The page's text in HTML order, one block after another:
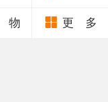
物 更 多